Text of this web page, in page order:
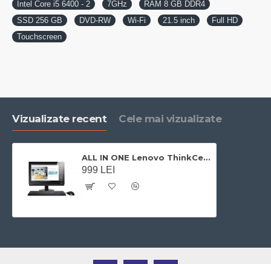
Intel Core i5 6400 - 2
7GHz
RAM 8 GB DDR4
SSD 256 GB
DVD-RW Wi-Fi 21.5 inch
Full HD
Touchscreen
Vizualizate recent Cele mai vizualizate
ALL IN ONE Lenovo ThinkCentre M800z , Intel Core i5 6400 - 2,7GHz, RAM 8 GB DDR4, SSD 256 GB, DVD-RW, Wi-Fi, 21.5 inch, Full HD, Touchscreen
999 LEI